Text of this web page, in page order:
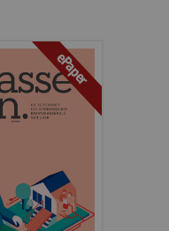
ePaper